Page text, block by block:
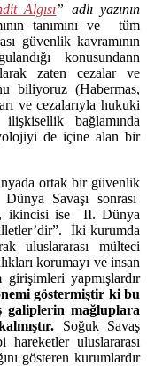
Algısı” adlı yazının
tanımını ve tüm
güvenlik kavramının
konusundann
zaten cezalar ve
biliyoruz (Habermas,
ve cezalarıyla hukuki
bağlamında
de içine alan bir
ortak bir güvenlik
Savaşı sonrası
ikincisi ise II. Dünya
İki kurumda
uluslararası mülteci
korumayı ve insan
yapmışlardır
göstermiştir ki bu
galiplerin mağluplara
Soğuk Savaş
uluslararası
gösteren kurumlardır